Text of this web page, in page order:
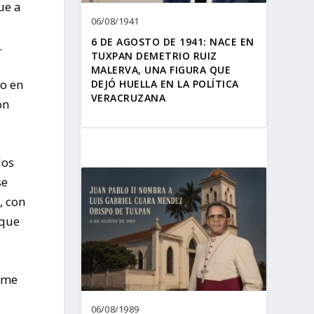
a
en
con
06/08/1941
6 DE AGOSTO DE 1941: NACE EN
TUXPAN DEMETRIO RUIZ
MALERVA, UNA FIGURA QUE
DEJÓ HUELLA EN LA POLÍTICA
VERACRUZANA
06/08/1989